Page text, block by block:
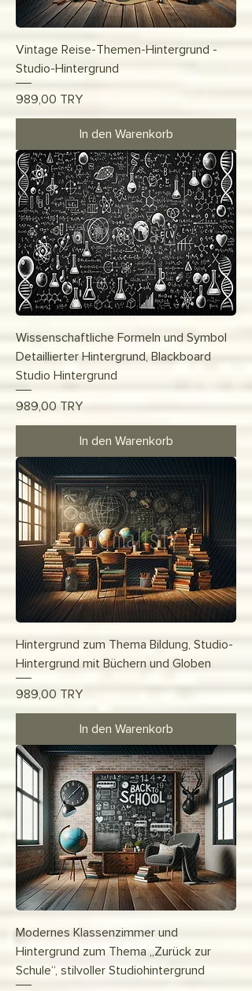
Vintage Reise-Themen-Hintergrund -
Studio-Hintergrund
Preis
989,00 TRY
In den Warenkorb
Wissenschaftliche Formeln und Symbol
Detaillierter Hintergrund, Blackboard
Studio Hintergrund
Preis
989,00 TRY
In den Warenkorb
Hintergrund zum Thema Bildung, Studio-
Hintergrund mit Büchern und Globen
Preis
989,00 TRY
In den Warenkorb
Modernes Klassenzimmer und
Hintergrund zum Thema „Zurück zur
Schule“, stilvoller Studiohintergrund